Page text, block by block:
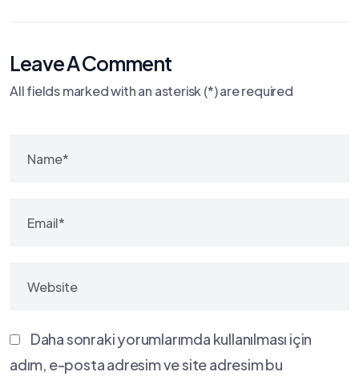
Leave A Comment
All fields marked with an asterisk (*) are required
Daha sonraki yorumlarımda kullanılması için
adım, e-posta adresim ve site adresim bu